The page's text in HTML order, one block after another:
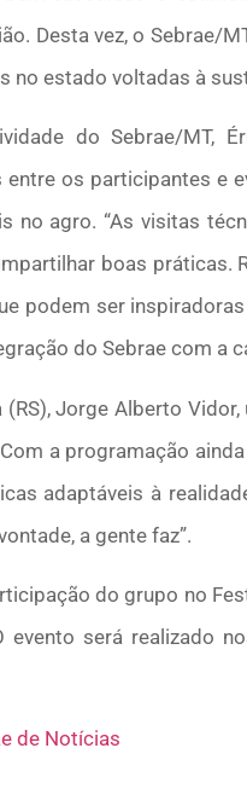
Desta vez, o Sebrae/
no estado voltadas à
do Sebrae/MT,
os participantes e
no agro. “As visitas
boas práticas.
podem ser
do Sebrae com a
Jorge Alberto
a programação
adaptáveis à
a gente faz”.
do grupo no
evento será realizado
de Notícias